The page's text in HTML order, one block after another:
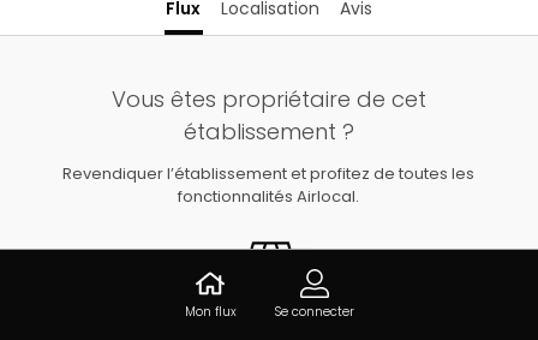
Flux Localisation Avis
Vous êtes propriétaire de cet
établissement ?
Revendiquer l’établissement et profitez de toutes les
fonctionnalités Airlocal.
Mon flux Se connecter